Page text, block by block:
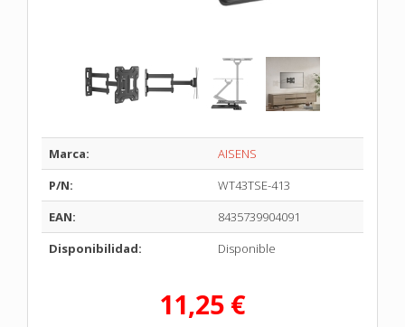
Marca:
AISENS
P/N:
WT43TSE-413
EAN:
8435739904091
Disponibilidad:
Disponible
11,25 €